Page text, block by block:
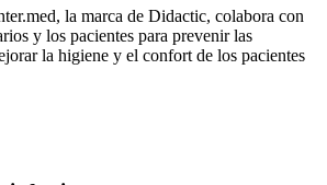
la marca de Didactic, colabora con
y los pacientes para prevenir las
la higiene y el confort de los pacientes